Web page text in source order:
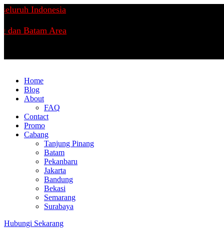
Indonesia
Batam Area
Home
Blog
About
FAQ
Contact
Promo
Cabang
Tanjung Pinang
Batam
Pekanbaru
Jakarta
Bandung
Bekasi
Semarang
Surabaya
Hubungi Sekarang